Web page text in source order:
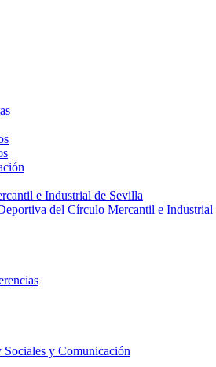
e Industrial de Sevilla
del Círculo Mercantil e Industrial
y Comunicación